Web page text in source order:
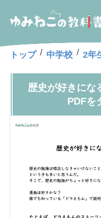
トップ / 中学校 / 2年
歴史が好きにな
PDFを